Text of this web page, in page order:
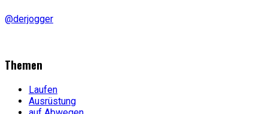
@derjogger
Themen
Laufen
Ausrüstung